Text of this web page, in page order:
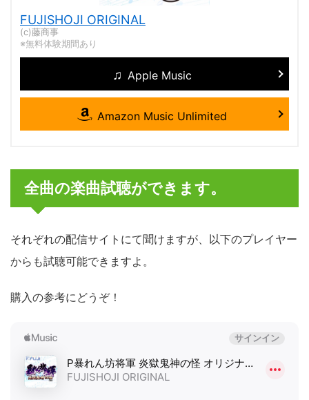
FUJISHOJI ORIGINAL
(c)藤商事
※無料体験期間あり
Apple Music
Amazon Music Unlimited
全曲の楽曲試聴ができます。
それぞれの配信サイトにて聞けますが、以下のプレイヤー
からも試聴可能できますよ。
購入の参考にどうぞ！